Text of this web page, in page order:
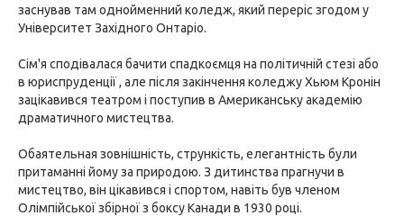
заснував там однойменний коледж, який переріс згодом у
Університет Західного Онтаріо.
Сім'я сподівалася бачити спадкоємця на політичній стезі або
в юриспруденції , але після закінчення коледжу Хьюм Кронін
зацікавився театром і поступив в Американську академію
драматичного мистецтва.
Обаятельная зовнішність, стрункість, елегантність були
притаманні йому за природою. З дитинства прагнучи в
мистецтво, він цікавився і спортом, навіть був членом
Олімпійської збірної з боксу Канади в 1930 році.